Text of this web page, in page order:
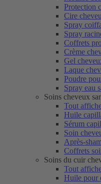
Protection
Cire
Spray
Spray
Coffrets
Crème
Gel
Laque
Poudre
Spray eau
Soins cheveux
Tout
Huile
Sérum
Soin
Après-
Coffrets
Soins du cuir
Tout
Huile pour